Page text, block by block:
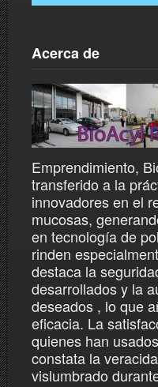
Acerca de
Emprendimiento,
transferido a la
innovadores en el
mucosas,
en tecnología de
rinden
destaca la
desarrollados y la
deseados , lo que
eficacia. La
quienes han
constata la
vislumbrado